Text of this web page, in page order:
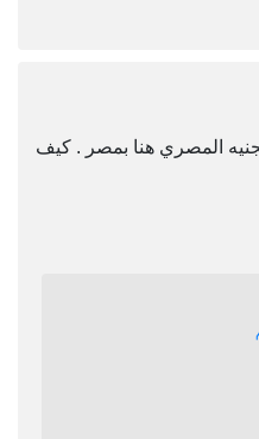
المصري هنا بمصر . كيف